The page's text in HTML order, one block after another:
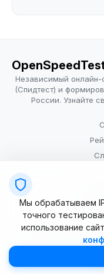
Независимый онлайн-
(Спидтест) и
России. Узнайте
© 2025–2026
Мы обрабатываем
точного
использование